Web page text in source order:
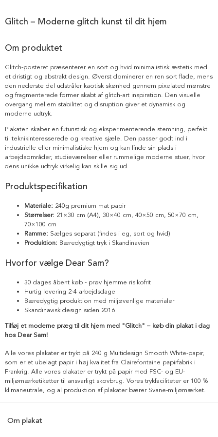
Glitch – Moderne glitch kunst til dit hjem
Om produktet
Glitch-posteret præsenterer en sort og hvid minimalistisk æstetik med
et dristigt og abstrakt design. Øverst dominerer en ren sort flade, mens
den nederste del udstråler kaotisk skønhed gennem pixelated mønstre
og fragmenterede former skabt af glitch-art inspiration. Den visuelle
overgang mellem stabilitet og disruption giver et dynamisk og
moderne udtryk.
Plakaten skaber en futuristisk og eksperimenterende stemning, perfekt
til teknikinteresserede og kreative sjæle. Den passer godt ind i
industrielle eller minimalistiske hjem og kan finde sin plads i
arbejdsområder, studieværelser eller rummelige moderne stuer, hvor
dens unikke udtryk virkelig kan skille sig ud.
Produktspecifikation
Materiale: 240g premium mat papir
Størrelser: 21×30 cm (A4), 30×40 cm, 40×50 cm, 50×70 cm,
70×100 cm
Ramme: Sælges separat (findes i eg, sort og hvid)
Produktion: Bæredygtigt tryk i Skandinavien
Hvorfor vælge Dear Sam?
30 dages åbent køb - prøv hjemme risikofrit
Hurtig levering 2-4 arbejdsdage
Bæredygtig produktion med miljøvenlige materialer
Skandinavisk design siden 2016
Tilføj et moderne præg til dit hjem med "Glitch" – køb din plakat i dag
hos Dear Sam!
Alle vores plakater er trykt på 240 g Multidesign Smooth White-papir,
som er et ubelagt papir i høj kvalitet fra Clairefontaine papirfabrik i
Frankrig. Alle vores plakater er trykt på papir med FSC- og EU-
miljømærketiketter til ansvarligt skovbrug. Vores trykfaciliteter er 100 %
klimaneutrale, og al produktion af plakater bærer Svane-miljømærket.
Om plakat